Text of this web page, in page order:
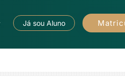
Já sou Aluno